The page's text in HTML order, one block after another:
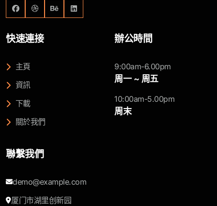
快速連接
主頁
資訊
下載
關於我們
辦公時間
9:00am-6.00pm
周一 ~ 周五
10:00am-5.00pm
周末
聯繫我們
demo@example.com
厦门市湖里创新园